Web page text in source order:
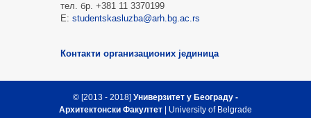
тел. бр. +381 11 3370199
Е: studentskasluzba@arh.bg.ac.rs
Контакти организационих јединица
© [2013 - 2018] Универзитет у Београду -
Архитектонски Факултет | University of Belgrade